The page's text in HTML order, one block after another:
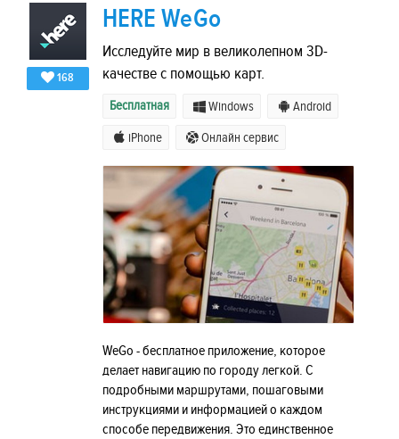
168
HERE WeGo
Исследуйте мир в великолепном 3D-
качестве с помощью карт.
Бесплатная Windows Android
iPhone Онлайн сервис
WeGo - бесплатное приложение, которое
делает навигацию по городу легкой. С
подробными маршрутами, пошаговыми
инструкциями и информацией о каждом
способе передвижения. Это единственное